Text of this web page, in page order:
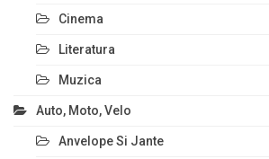
Cinema
Literatura
Muzica
Auto, Moto, Velo
Anvelope Si Jante